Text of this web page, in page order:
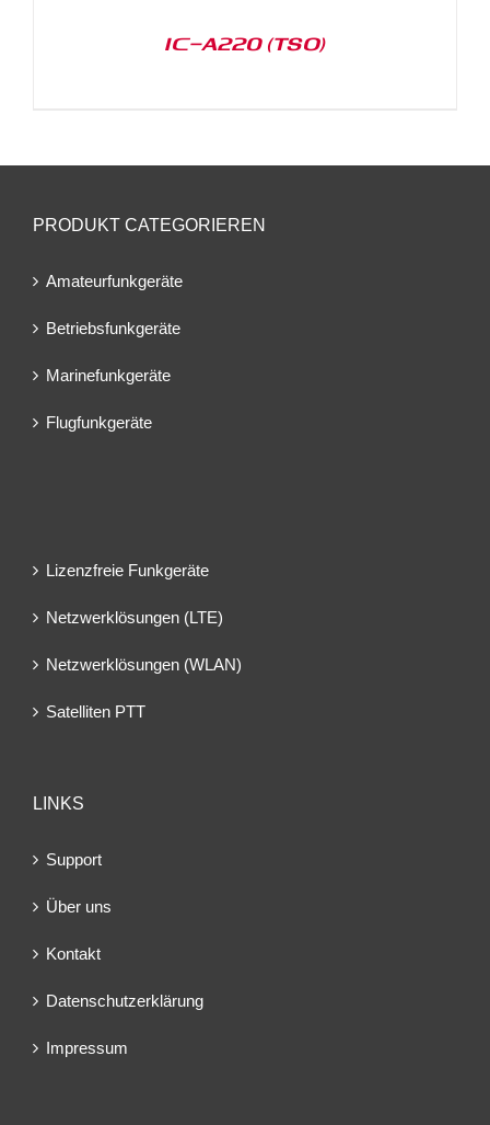
IC-A220 (TSO)
PRODUKT CATEGORIEREN
Amateurfunkgeräte
Betriebsfunkgeräte
Marinefunkgeräte
Flugfunkgeräte
Lizenzfreie Funkgeräte
Netzwerklösungen (LTE)
Netzwerklösungen (WLAN)
Satelliten PTT
LINKS
Support
Über uns
Kontakt
Datenschutzerklärung
Impressum